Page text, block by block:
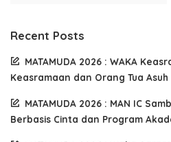
Recent Posts
MATAMUDA 2026 : WAKA
Keasramaan dan Orang Tua Asuh
MATAMUDA 2026 : MAN IC
Berbasis Cinta dan Program